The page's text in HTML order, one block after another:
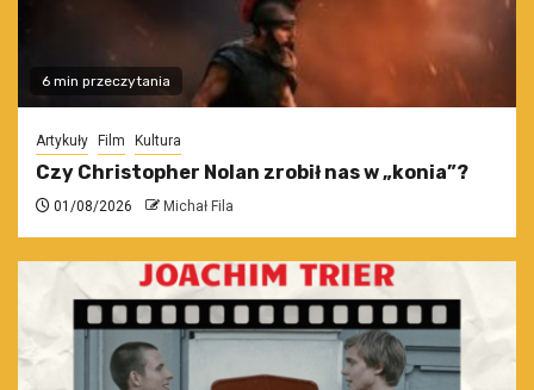
6 min przeczytania
Artykuły Film Kultura
Czy Christopher Nolan zrobił nas w „konia”?
01/08/2026 Michał Fila